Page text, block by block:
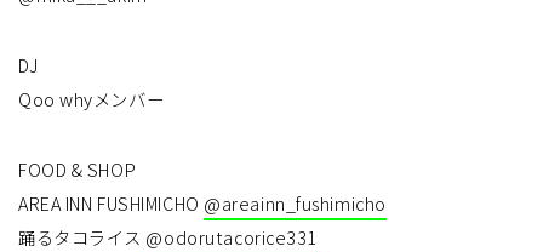
DJ
Qoo whyメンバー
FOOD & SHOP
AREA INN FUSHIMICHO @areainn_fushimicho
踊るタコライス @odorutacorice331